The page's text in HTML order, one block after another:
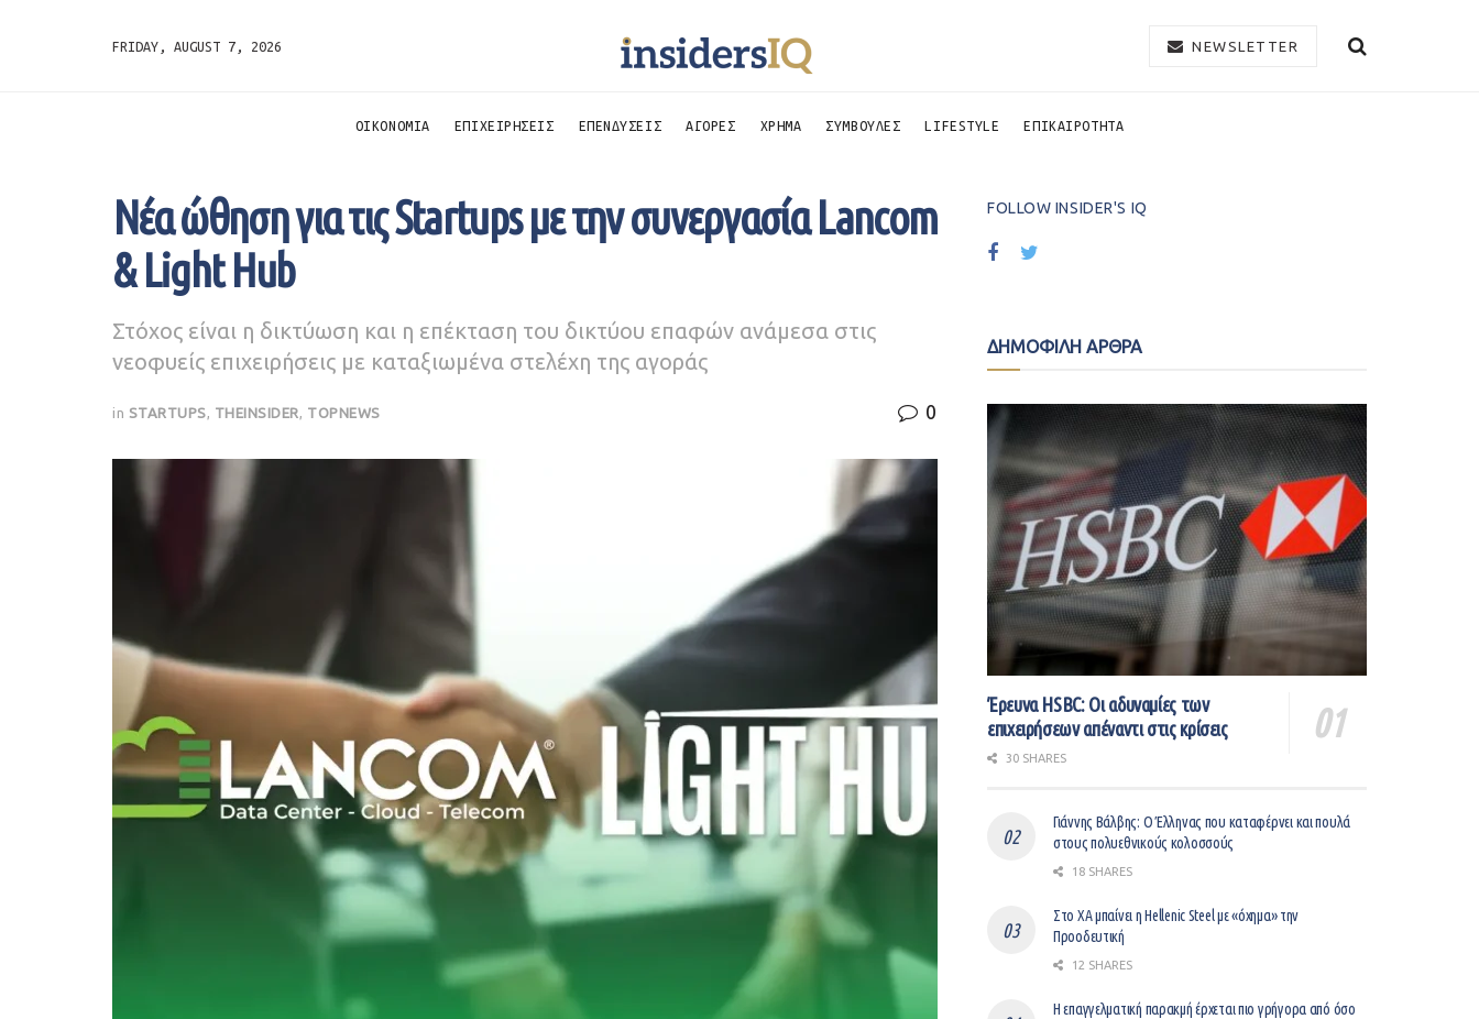
FRIDAY, AUGUST 7, 2026 NEWSLETTER
ΟΙΚΟΝΟΜΙΑ ΕΠΙΧΕΙΡΗΣΕΙΣ ΕΠΕΝΔΥΣΕΙΣ ΑΓΟΡΕΣ ΧΡΗΜΑ ΣΥΜΒΟΥΛΕΣ LIFESTYLE ΕΠΙΚΑΙΡΟΤΗΤΑ
Νέα ώθηση για τις Startups με την συνεργασία Lancom
& Light Hub
Στόχος είναι η δικτύωση και η επέκταση του δικτύου επαφών ανάμεσα στις
νεοφυείς επιχειρήσεις με καταξιωμένα στελέχη της αγοράς
in STARTUPS THEINSIDER TOPNEWS 0
FOLLOW INSIDER'S IQ
ΔΗΜΟΦΙΛΗ ΑΡΘΡΑ
Έρευνα HSBC: Οι αδυναμίες των
επιχειρήσεων απέναντι στις κρίσεις
30 SHARES
Γιάννης Βάλβης: O Έλληνας που καταφέρνει και πουλά
στους πολυεθνικούς κολοσσούς
18 SHARES
Στο ΧΑ μπαίνει η Hellenic Steel με «όχημα» την
Προοδευτική
12 SHARES
Η επαγγελματική παρακμή έρχεται πιο γρήγορα από όσο